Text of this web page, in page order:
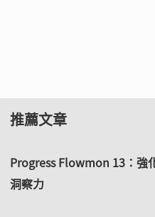
推薦文章
Progress Flowmon 13：強
洞察力